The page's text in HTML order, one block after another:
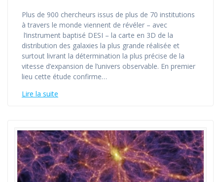
Plus de 900 chercheurs issus de plus de 70 institutions
à travers le monde viennent de révéler – avec
l’instrument baptisé DESI – la carte en 3D de la
distribution des galaxies la plus grande réalisée et
surtout livrant la détermination la plus précise de la
vitesse d’expansion de l’univers observable. En premier
lieu cette étude confirme…
Lire la suite